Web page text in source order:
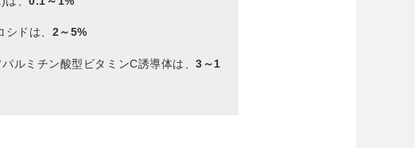
ドは、 2～5%
ルミチン酸型ビタミンC誘導体は、3～1